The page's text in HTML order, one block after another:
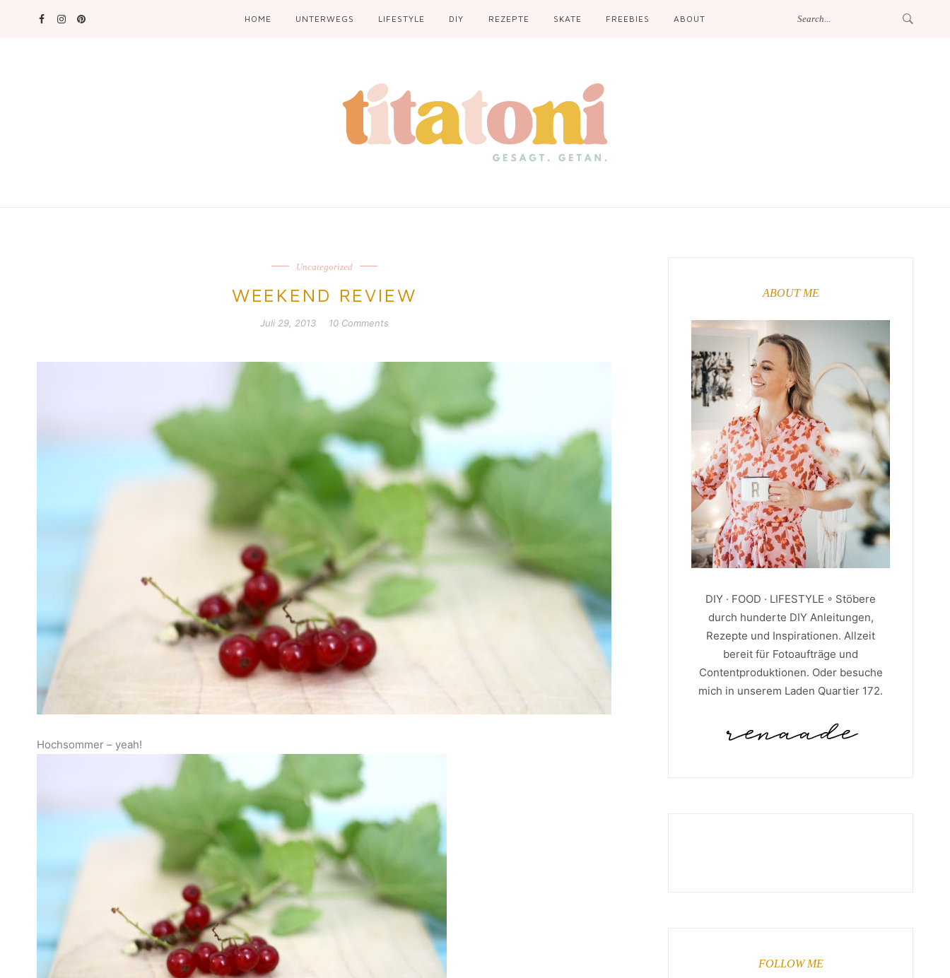
HOME UNTERWEGS LIFESTYLE DIY REZEPTE SKATE FREEBIES ABOUT
Uncategorized
WEEKEND REVIEW
Juli 29, 2013 10 Comments
Hochsommer – yeah!
ABOUT ME
DIY · FOOD · LIFESTYLE ◦ Stöbere
durch hunderte DIY Anleitungen,
Rezepte und Inspirationen. Allzeit
bereit für Fotoaufträge und
Contentproduktionen. Oder besuche
mich in unserem Laden Quartier 172.
FOLLOW ME